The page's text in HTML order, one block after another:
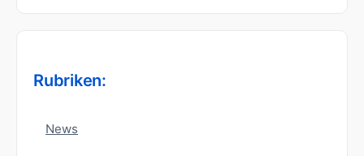
Rubriken:
News